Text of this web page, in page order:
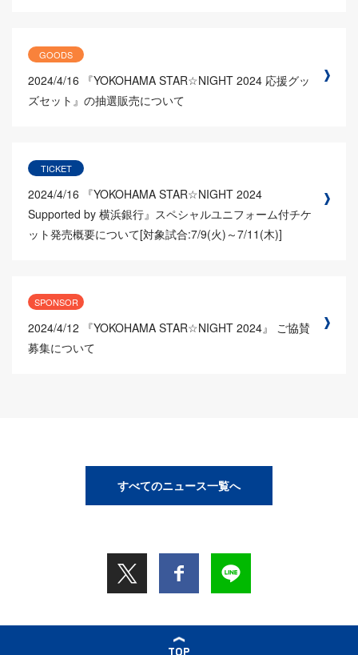
GOODS
2024/4/16
『YOKOHAMA STAR☆NIGHT 2024 応援グッ
ズセット』の抽選販売について
TICKET
2024/4/16
『YOKOHAMA STAR☆NIGHT 2024
Supported by 横浜銀行』スペシャルユニフォーム付チケ
ット発売概要について[対象試合:7/9(火)～7/11(木)]
SPONSOR
2024/4/12
『YOKOHAMA STAR☆NIGHT 2024』 ご協賛
募集について
すべてのニュース一覧へ